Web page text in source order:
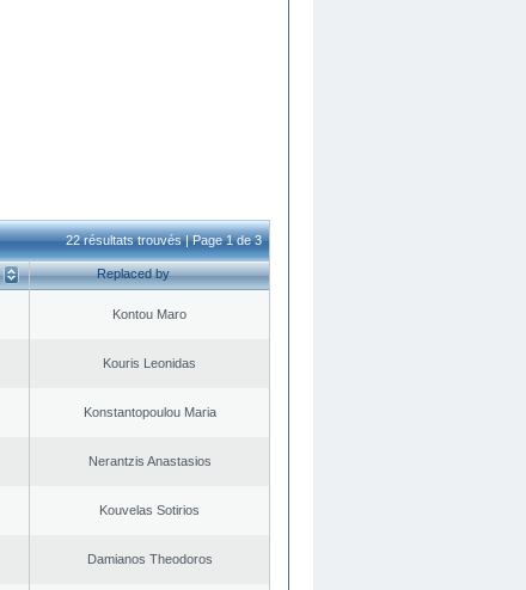
22 résultats trouvés | Page 1 de 3
Replaced by
Kontou Maro
Kouris Leonidas
Konstantopoulou Maria
Nerantzis Anastasios
Kouvelas Sotirios
Damianos Theodoros